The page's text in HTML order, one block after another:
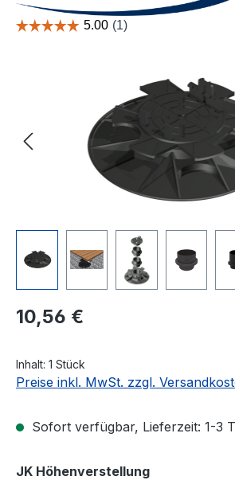
Regulärer Preis:
10,56 €
Inhalt: 1 Stück
Preise inkl. MwSt. zzgl.
Sofort verfügbar, Lieferzeit: 1-3
JK Höhenverstellungauswählen